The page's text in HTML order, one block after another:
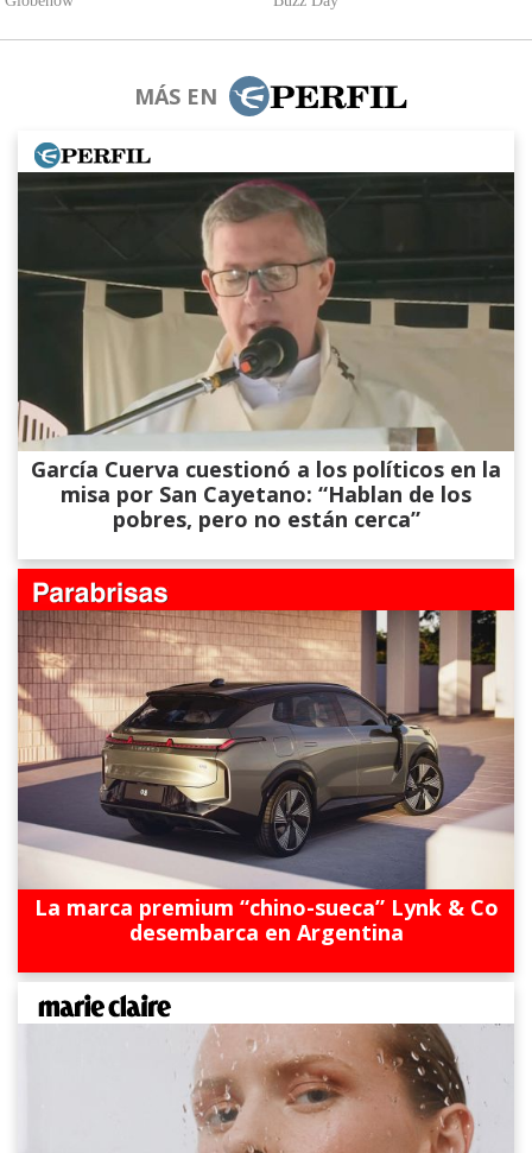
MÁS EN
García Cuerva cuestionó a los políticos en la
misa por San Cayetano: “Hablan de los
pobres, pero no están cerca”
La marca premium “chino-sueca” Lynk & Co
desembarca en Argentina